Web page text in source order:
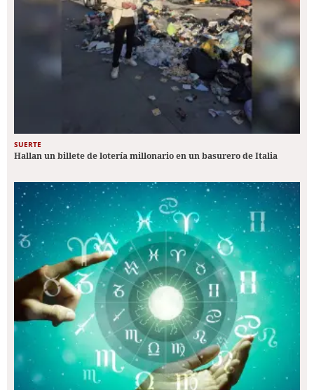
SUERTE
Hallan un billete de lotería millonario en un basurero de Italia